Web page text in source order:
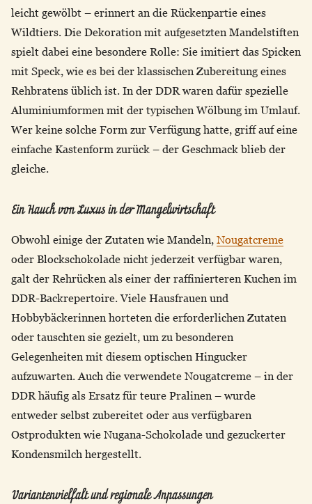
leicht gewölbt – erinnert an die Rückenpartie eines
Wildtiers. Die Dekoration mit aufgesetzten Mandelstiften
spielt dabei eine besondere Rolle: Sie imitiert das Spicken
mit Speck, wie es bei der klassischen Zubereitung eines
Rehbratens üblich ist. In der DDR waren dafür spezielle
Aluminiumformen mit der typischen Wölbung im Umlauf.
Wer keine solche Form zur Verfügung hatte, griff auf eine
einfache Kastenform zurück – der Geschmack blieb der
gleiche.
Ein Hauch von Luxus in der Mangelwirtschaft
Obwohl einige der Zutaten wie Mandeln, Nougatcreme
oder Blockschokolade nicht jederzeit verfügbar waren,
galt der Rehrücken als einer der raffinierteren Kuchen im
DDR-Backrepertoire. Viele Hausfrauen und
Hobbybäckerinnen horteten die erforderlichen Zutaten
oder tauschten sie gezielt, um zu besonderen
Gelegenheiten mit diesem optischen Hingucker
aufzuwarten. Auch die verwendete Nougatcreme – in der
DDR häufig als Ersatz für teure Pralinen – wurde
entweder selbst zubereitet oder aus verfügbaren
Ostprodukten wie Nugana-Schokolade und gezuckerter
Kondensmilch hergestellt.
Variantenvielfalt und regionale Anpassungen